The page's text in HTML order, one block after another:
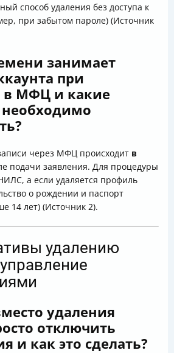
способ удаления без доступа к
при забытом пароле) (Источник
занимает
при
МФЦ и какие
через МФЦ происходит в
подачи заявления. Для процедуры
а если удаляется профиль
о рождении и паспорт
14 лет) (Источник 2).
удалению
удаления
отключить
и как это сделать?